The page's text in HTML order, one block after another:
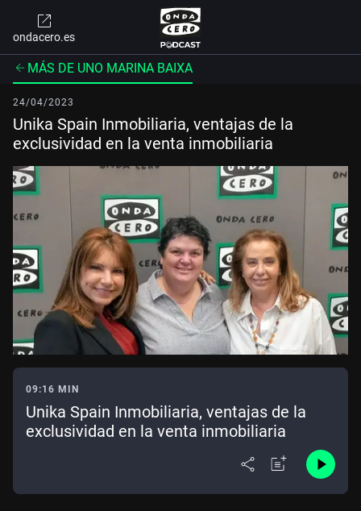
ondacero.es
MÁS DE UNO MARINA BAIXA
24/04/2023
Unika Spain Inmobiliaria, ventajas de la
exclusividad en la venta inmobiliaria
09:16 MIN
Unika Spain Inmobiliaria, ventajas de la
exclusividad en la venta inmobiliaria